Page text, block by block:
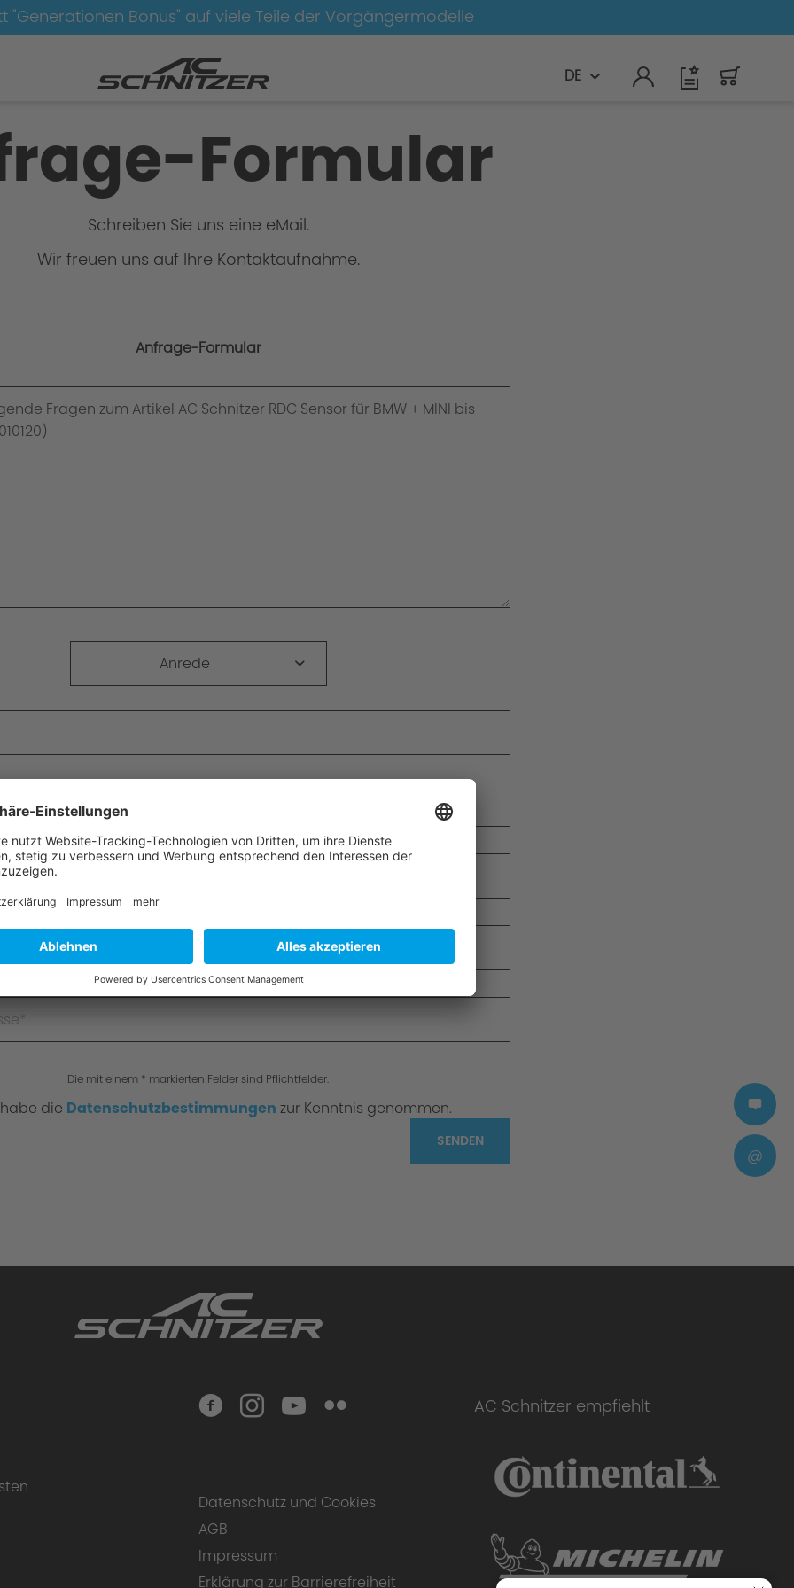
"Generationen Bonus" auf viele Teile der Vorgängermodelle
DE
Formular
Schreiben Sie uns eine eMail.
Wir freuen uns auf Ihre Kontaktaufnahme.
Anfrage-Formular
Anrede
Die mit einem * markierten Felder sind Pflichtfelder.
die Datenschutzbestimmungen zur Kenntnis genommen.
SENDEN
Datenschutz und Cookies
AGB
Impressum
Erklärung zur Barrierefreiheit
AC Schnitzer empfiehlt
@